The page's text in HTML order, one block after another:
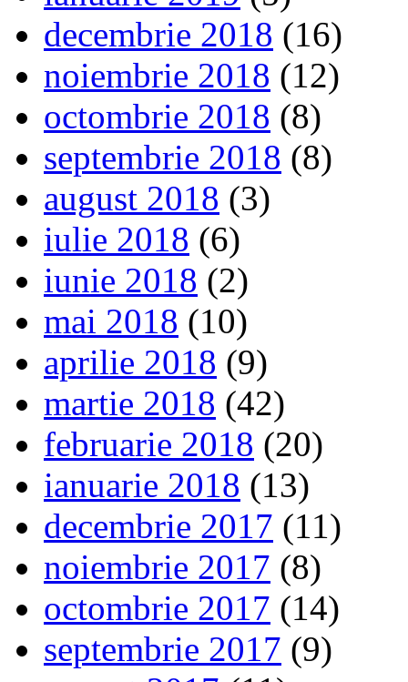
decembrie 2018 (16)
noiembrie 2018 (12)
octombrie 2018 (8)
septembrie 2018 (8)
august 2018 (3)
iulie 2018 (6)
iunie 2018 (2)
mai 2018 (10)
aprilie 2018 (9)
martie 2018 (42)
februarie 2018 (20)
ianuarie 2018 (13)
decembrie 2017 (11)
noiembrie 2017 (8)
octombrie 2017 (14)
septembrie 2017 (9)